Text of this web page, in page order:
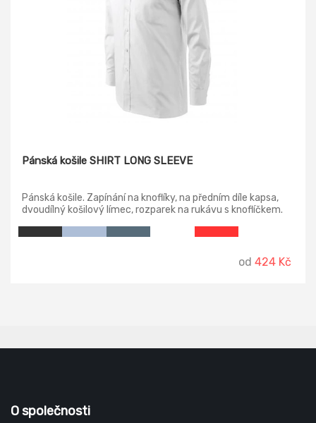
Pánská košile SHIRT LONG SLEEVE
Pánská košile. Zapínání na knoflíky, na předním díle kapsa,
dvoudílný košilový límec, rozparek na rukávu s knoflíčkem.
od 424 Kč
O společnosti